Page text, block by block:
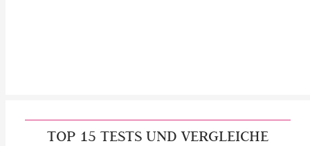
TOP 15 TESTS UND VERGLEICHE